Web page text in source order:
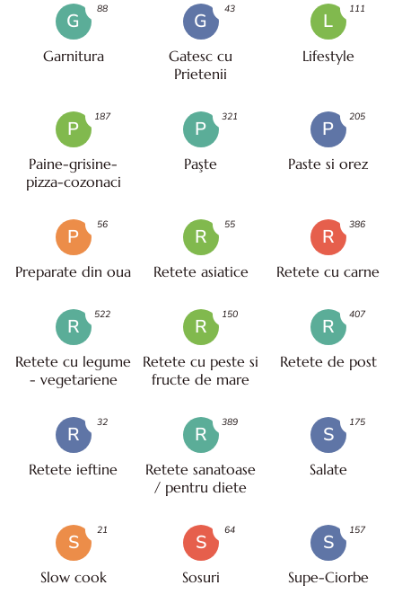
G
Garnitura
88
G
Gatesc cu
Prietenii
43
L
Lifestyle
111
P
Paine-grisine-
pizza-cozonaci
187
P
Paşte
321
P
Paste si orez
205
P
Preparate din oua
56
R
Retete asiatice
55
R
Retete cu carne
386
R
Retete cu legume
- vegetariene
522
R
Retete cu peste si
fructe de mare
150
R
Retete de post
407
R
Retete ieftine
32
R
Retete sanatoase
/ pentru diete
389
S
Salate
175
S
Slow cook
21
S
Sosuri
64
S
Supe-Ciorbe
157